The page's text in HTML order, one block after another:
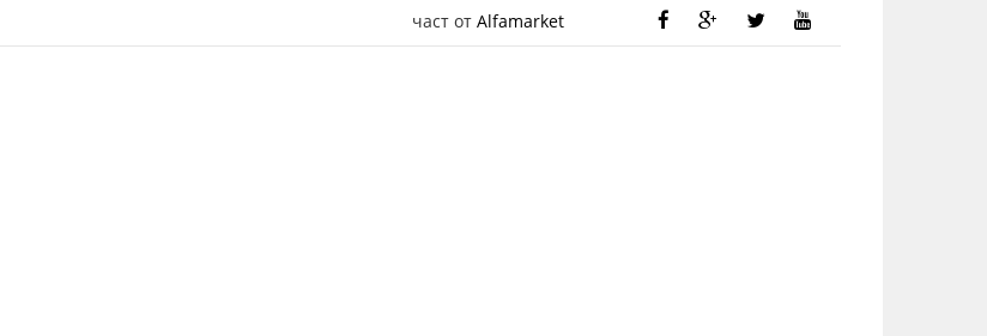
част от Alfamarket